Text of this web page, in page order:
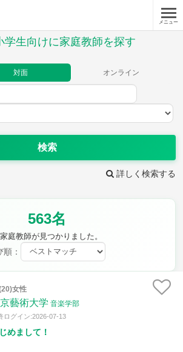
メニュー
学生向けに家庭教師を探す
対面 オンライン
検索
詳しく検索する
563名
庭教師が見つかりました。
順：
女性
藝術大学 音楽学部
ログイン:2026-07-13
めまして！
理科
体育 図画工作 書写